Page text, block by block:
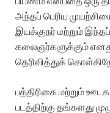
அந்தப் பெரிய
இயக்குநர் மற்றும்
கலைஞர்களுக்கும்
தெரிவித்துக்
பத்திரிகை மற்றும்
படத்திற்கு தங்களது